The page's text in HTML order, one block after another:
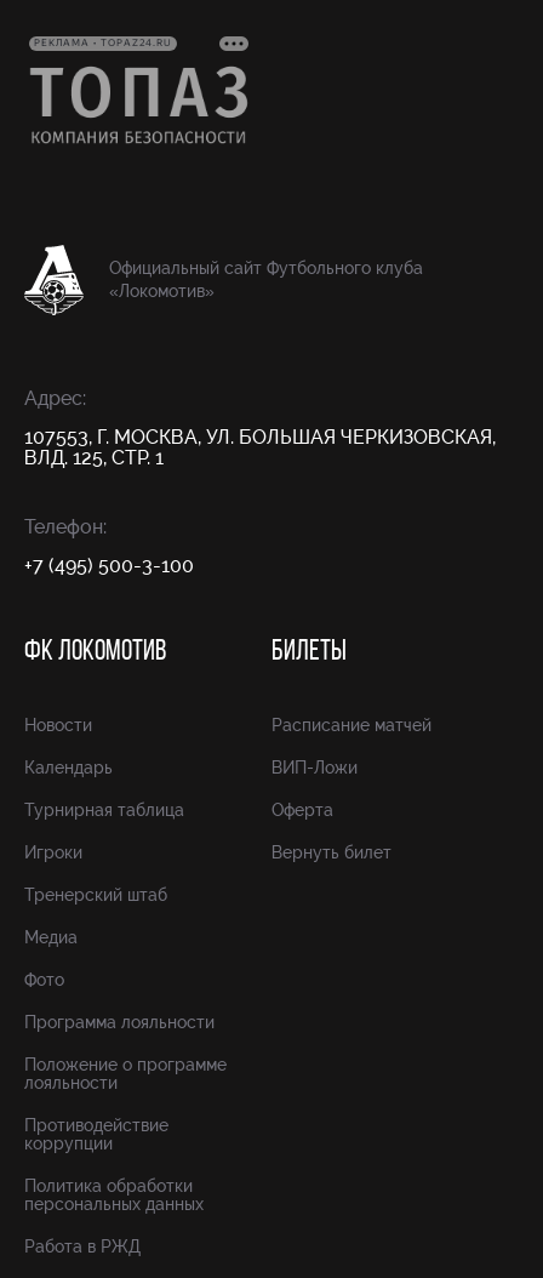
РЕКЛАМА • TOPAZ24.RU
Официальный сайт Футбольного клуба
«Локомотив»
Адрес:
107553, Г. МОСКВА, УЛ. БОЛЬШАЯ ЧЕРКИЗОВСКАЯ,
ВЛД. 125, СТР. 1
Телефон:
+7 (495) 500-3-100
ФК ЛОКОМОТИВ
Новости
Календарь
Турнирная таблица
Игроки
Тренерский штаб
Медиа
Фото
Программа лояльности
Положение о программе
лояльности
Противодействие
коррупции
Политика обработки
персональных данных
Работа в РЖД
БИЛЕТЫ
Расписание матчей
ВИП-Ложи
Оферта
Вернуть билет